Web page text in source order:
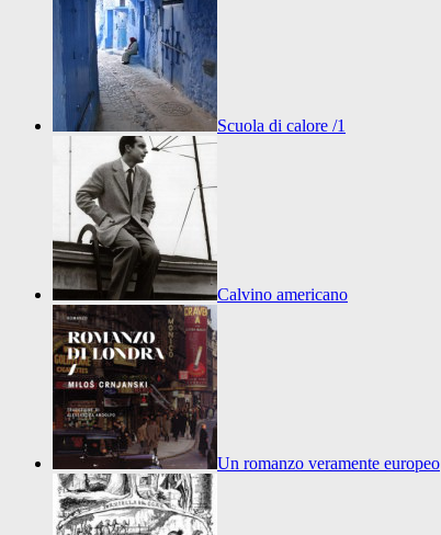
Scuola di calore /1
Calvino americano
Un romanzo veramente europeo